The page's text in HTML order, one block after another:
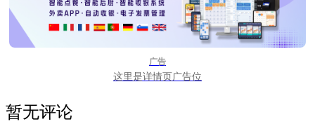
广告
这里是详情页广告位
暂无评论